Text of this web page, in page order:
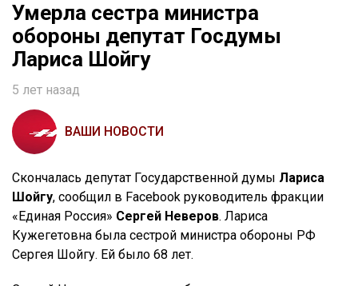
Умерла сестра министра
обороны депутат Госдумы
Лариса Шойгу
5 лет назад
ВАШИ НОВОСТИ
Скончалась депутат Государственной думы Лариса
Шойгу, сообщил в Facebook руководитель фракции
«Единая Россия» Сергей Неверов. Лариса
Кужегетовна была сестрой министра обороны РФ
Сергея Шойгу. Ей было 68 лет.